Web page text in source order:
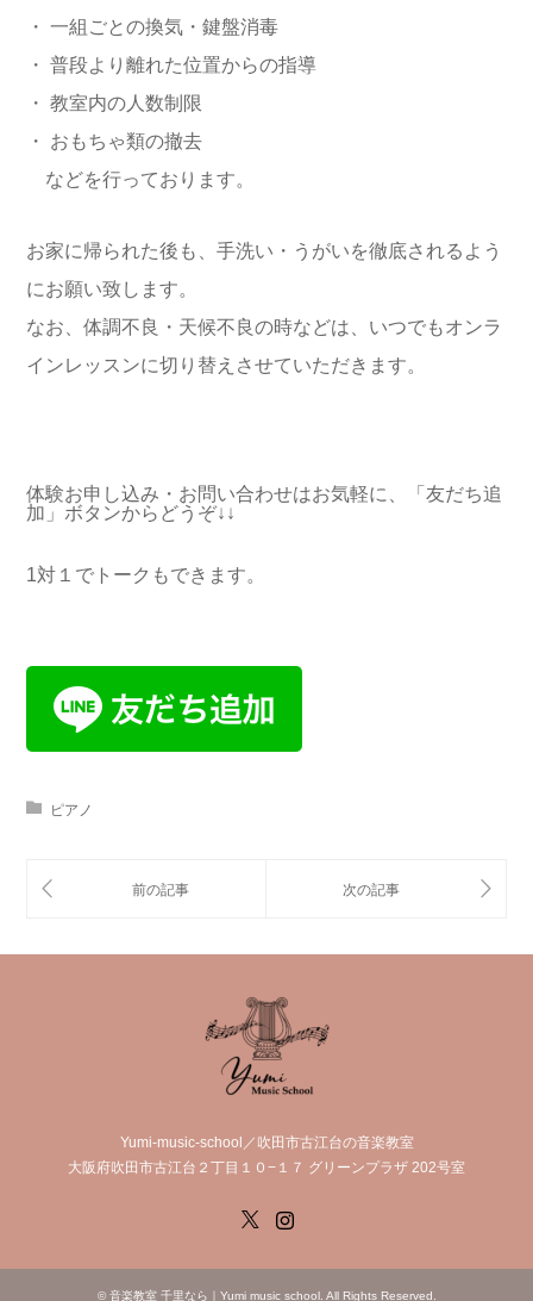
・ 一組ごとの換気・鍵盤消毒
・ 普段より離れた位置からの指導
・ 教室内の人数制限
・ おもちゃ類の撤去
などを行っております。
お家に帰られた後も、手洗い・うがいを徹底されるよう
にお願い致します。
なお、体調不良・天候不良の時などは、いつでもオンラ
インレッスンに切り替えさせていただきます。
体験お申し込み・お問い合わせはお気軽に、「友だち追
加」ボタンからどうぞ↓↓
1対１でトークもできます。
ピアノ
Yumi-music-school／吹田市古江台の音楽教室
大阪府吹田市古江台２丁目１０−１７ グリーンプラザ 202号室
© 音楽教室 千里なら｜Yumi music school. All Rights Reserved.